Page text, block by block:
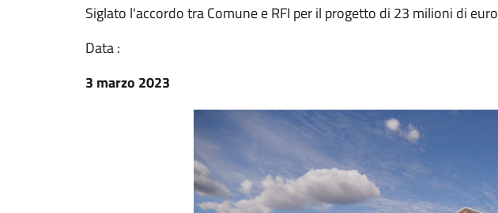
Siglato l'accordo tra Comune e RFI per il progetto di 23 milioni di euro
Data :
3 marzo 2023